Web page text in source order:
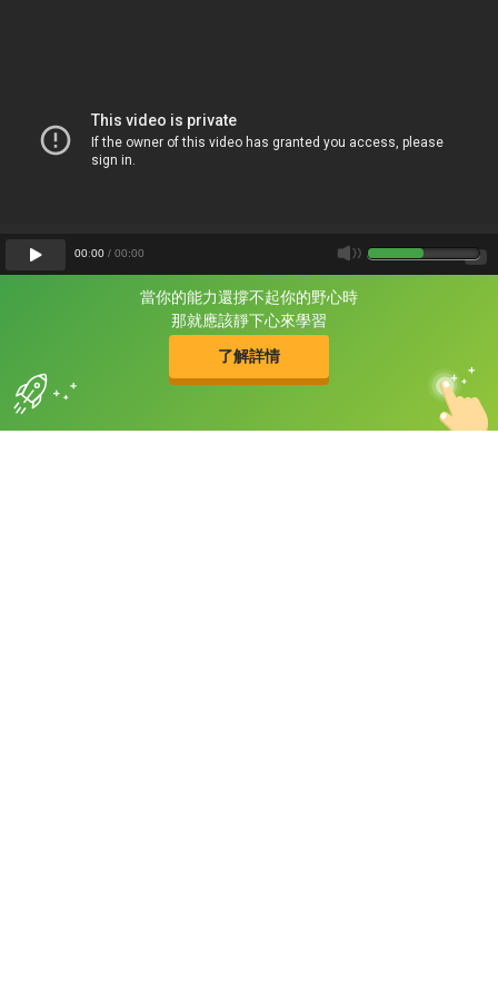
當你的能力還撐不起你的野心時
那就應該靜下心來學習
了解詳情
片尾有
攻其不背
的品牌故事
00:00 / 00:00